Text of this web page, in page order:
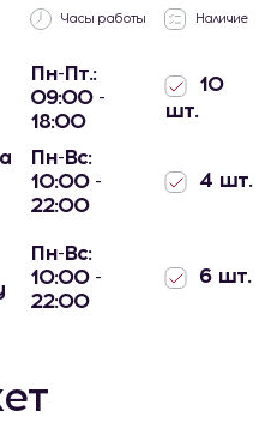
Часы работы Наличие
Пн-Пт.:
09:00 -
18:00
10
шт.
Пн-Вс:
10:00 -
22:00
4 шт.
Пн-Вс:
10:00 -
22:00
6 шт.